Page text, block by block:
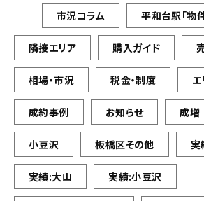
市況コラム 平和台駅「物
隣接エリア 購入ガイド
相場・市況 税金・制度
成約事例 お知らせ 成増
小豆沢 板橋区その他 実
実績:大山 実績:小豆沢